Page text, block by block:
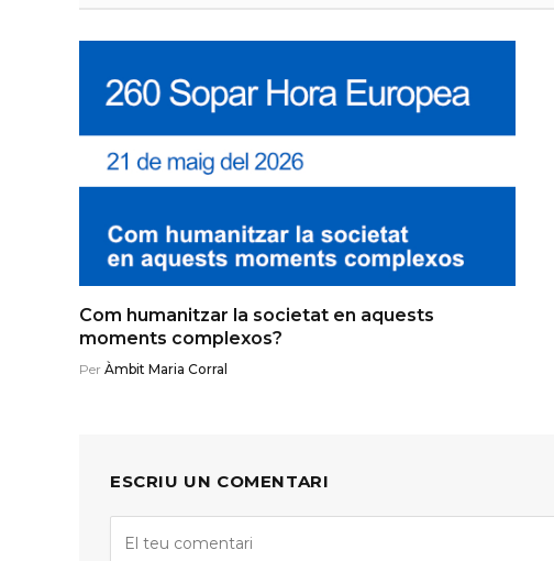
Com humanitzar la societat en aquests
moments complexos?
Per Àmbit Maria Corral
ESCRIU UN COMENTARI